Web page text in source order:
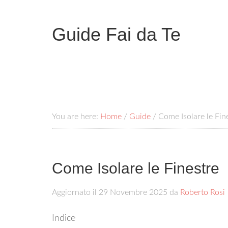
Guide Fai da Te
You are here: Home / Guide / Come Isolare le
Come Isolare le Finestre
Aggiornato il 29 Novembre 2025 da Roberto Rosi
Indice